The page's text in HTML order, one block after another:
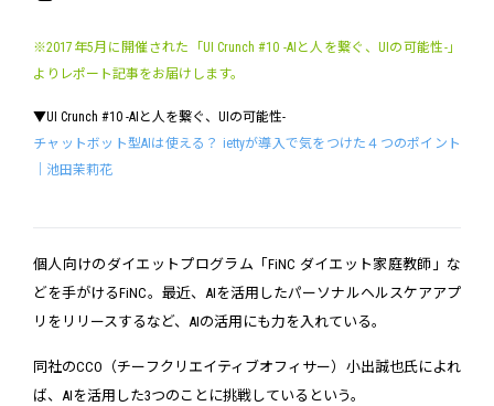
※2017年5月に開催された「UI Crunch #10 -AIと人を繋ぐ、UIの可能性-」
よりレポート記事をお届けします。
▼UI Crunch #10 -AIと人を繋ぐ、UIの可能性-
チャットボット型AIは使える？ iettyが導入で気をつけた４つのポイント
｜池田茉莉花
個人向けのダイエットプログラム「FiNC ダイエット家庭教師」な
どを手がけるFiNC。最近、AIを活用したパーソナルヘルスケアアプ
リをリリースするなど、AIの活用にも力を入れている。
同社のCCO（チーフクリエイティブオフィサー）小出誠也氏によれ
ば、AIを活用した3つのことに挑戦しているという。